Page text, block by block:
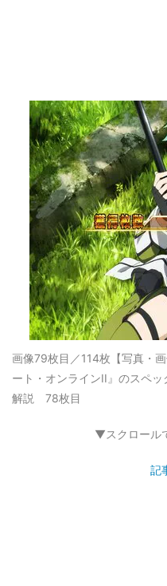
画像79枚目／114枚 【写真・
ート・オンラインII』のスペ
解説 78枚目
▼スクロール
記